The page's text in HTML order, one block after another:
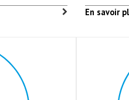
En savoir